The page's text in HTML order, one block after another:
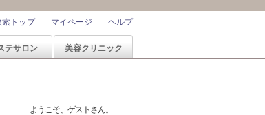
ヘルプ
マイページ
索トップ
テサロン 美容クリニック
ようこそ、ゲストさん。